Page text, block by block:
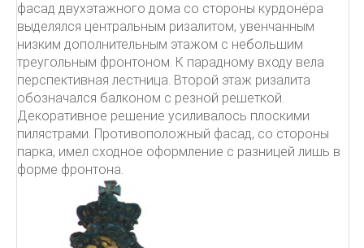
фасад двухэтажного дома со стороны курдонёра
выделялся центральным ризалитом, увенчанным
низким дополнительным этажом с небольшим
треугольным фронтоном. К парадному входу вела
перспективная лестница. Второй этаж ризалита
обозначался балконом с резной решеткой.
Декоративное решение усиливалось плоскими
пилястрами. Противоположный фасад, со стороны
парка, имел сходное оформление с разницей лишь в
форме фронтона.